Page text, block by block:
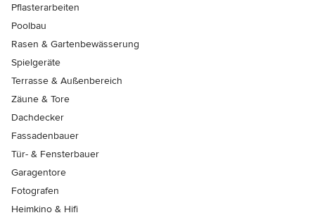
Pflasterarbeiten
Poolbau
Rasen & Gartenbewässerung
Spielgeräte
Terrasse & Außenbereich
Zäune & Tore
Dachdecker
Fassadenbauer
Tür- & Fensterbauer
Garagentore
Fotografen
Heimkino & Hifi